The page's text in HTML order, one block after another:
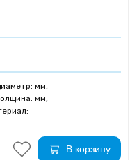
мм,
мм,
В корзину